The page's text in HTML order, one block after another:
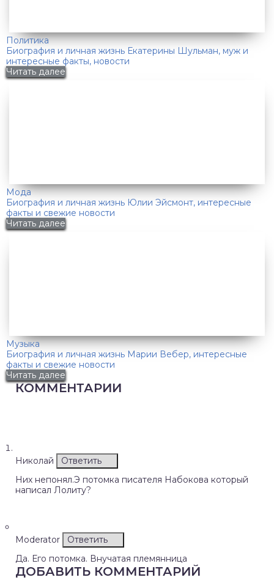
Политика
Биография и личная жизнь Екатерины Шульман, муж и
интересные факты, новости
Читать далее
Мода
Биография и личная жизнь Юлии Эйсмонт, интересные
факты и свежие новости
Читать далее
Музыка
Биография и личная жизнь Марии Вебер, интересные
факты и свежие новости
Читать далее
КОММЕНТАРИИ
Николай
Ответить
Них непонял.Э потомка писателя Набокова который
написал Лолиту?
Moderator
Ответить
Да. Его потомка. Внучатая племянница
ДОБАВИТЬ КОММЕНТАРИЙ